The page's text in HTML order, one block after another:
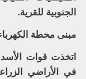
الجنوبية للقرية.
مبنى محطة
اتخذت قوات
في الأراضي